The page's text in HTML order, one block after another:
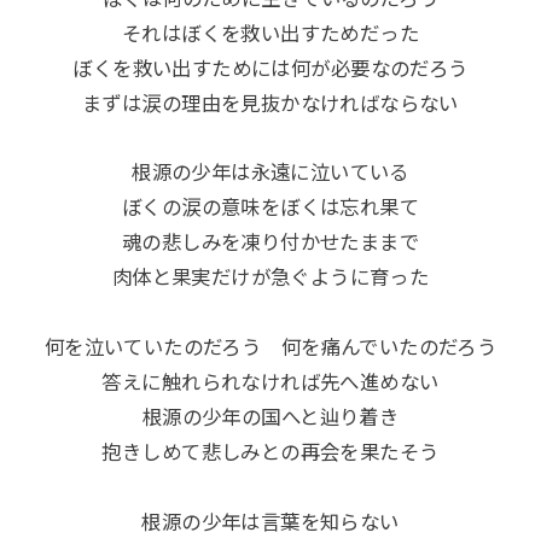
それはぼくを救い出すためだった
ぼくを救い出すためには何が必要なのだろう
まずは涙の理由を見抜かなければならない
根源の少年は永遠に泣いている
ぼくの涙の意味をぼくは忘れ果て
魂の悲しみを凍り付かせたままで
肉体と果実だけが急ぐように育った
何を泣いていたのだろう 何を痛んでいたのだろう
答えに触れられなければ先へ進めない
根源の少年の国へと辿り着き
抱きしめて悲しみとの再会を果たそう
根源の少年は言葉を知らない